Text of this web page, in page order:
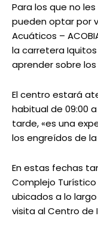
Para los que no
pueden optar por
Acuáticos –
la carretera
aprender sobre
El centro estará
habitual de 09:00
tarde, «es una
los engreídos de la
En estas fechas
Complejo
ubicados a lo
visita al Centro de